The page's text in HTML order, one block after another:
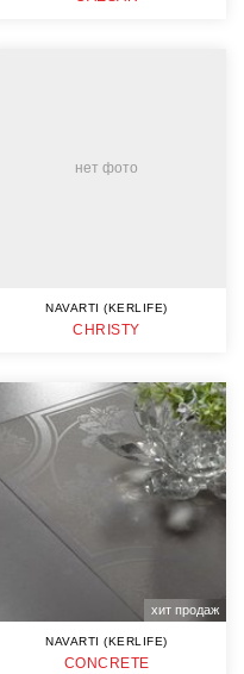
нет фото
NAVARTI (KERLIFE)
CHRISTY
хит продаж
NAVARTI (KERLIFE)
CONCRETE